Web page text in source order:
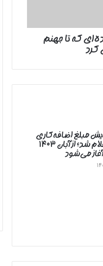
که تا جهنم
کرد
مبلغ اضافه‌کاری
پرستاران اعلام شد؛ از آبان ۱۴۰۳
می‌شود